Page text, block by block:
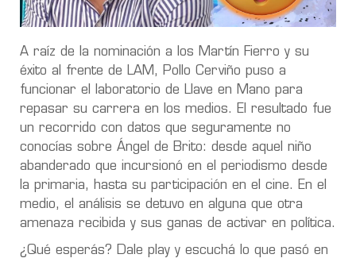
A raíz de la nominación a los Martín Fierro y su
éxito al frente de LAM, Pollo Cerviño puso a
funcionar el laboratorio de Llave en Mano para
repasar su carrera en los medios. El resultado fue
un recorrido con datos que seguramente no
conocías sobre Ángel de Brito: desde aquel niño
abanderado que incursionó en el periodismo desde
la primaria, hasta su participación en el cine. En el
medio, el análisis se detuvo en alguna que otra
amenaza recibida y sus ganas de activar en política.
¿Qué esperás? Dale play y escuchá lo que pasó en